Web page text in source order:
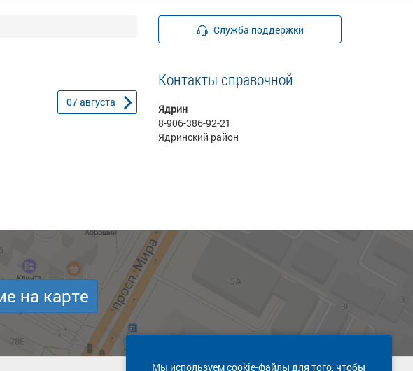
07августа
Служба поддержки
Контакты справочной
Ядрин
8-906-386-92-21
Ядринский район
Мы используем cookie-файлы для того, чтобы
на карте